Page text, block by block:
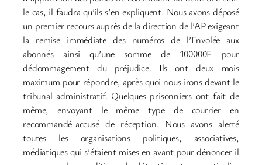
le cas, il faudra qu’ils s’en expliquent. Nous avons déposé
un premier recours auprès de la direction de l’AP exigeant
la remise immédiate des numéros de l’Envolée aux
abonnés ainsi qu’une somme de 100000F pour
dédommagement du préjudice. Ils ont deux mois
maximum pour répondre, après quoi nous irons devant le
tribunal administratif. Quelques prisonniers ont fait de
même, envoyant le même type de courrier en
recommandé-accusé de réception. Nous avons alerté
toutes les organisations politiques, associatives,
médiatiques qui s’étaient mises en avant pour dénoncer il